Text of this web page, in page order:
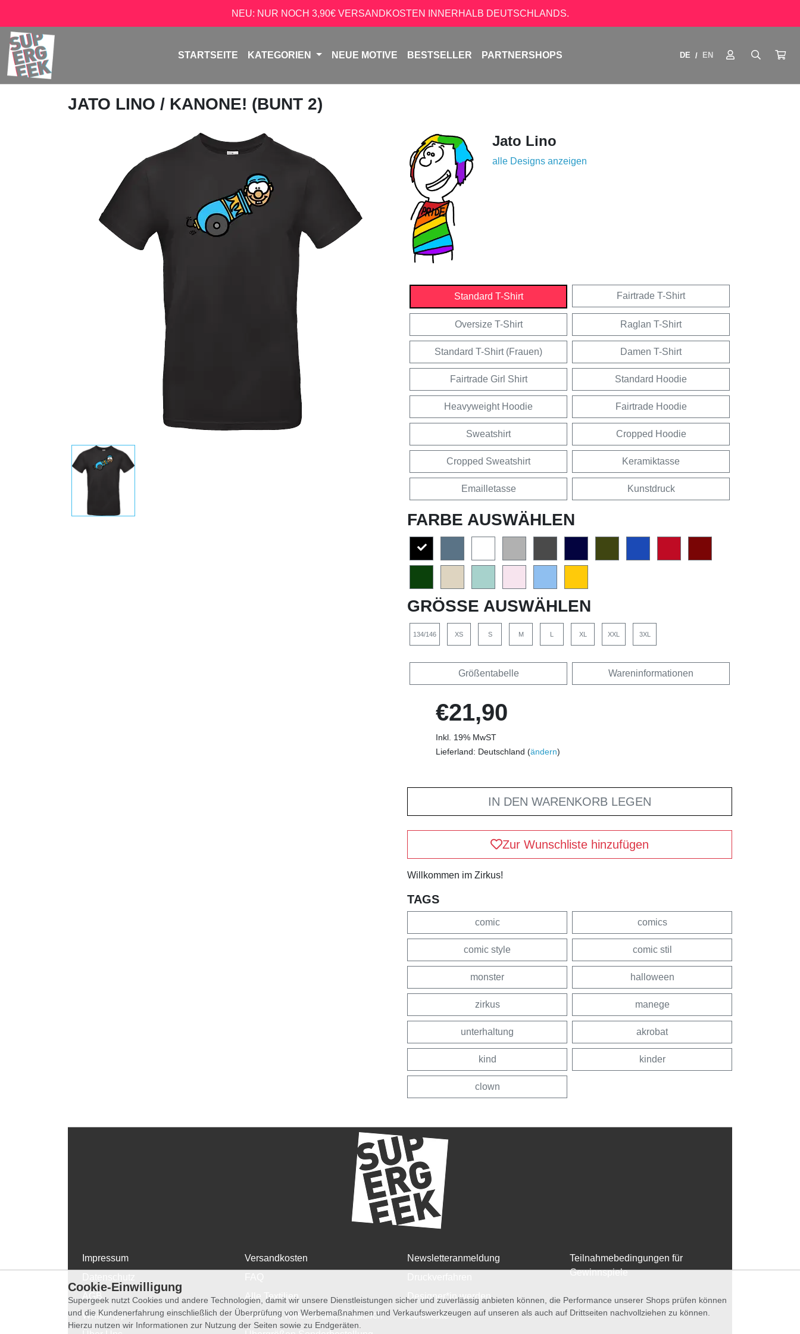
NEU: NUR NOCH 3,90€ VERSANDKOSTEN INNERHALB DEUTSCHLANDS.
STARTSEITE KATEGORIEN NEUE MOTIVE BESTSELLER PARTNERSHOPS DE / EN
JATO LINO / KANONE! (BUNT 2)
Jato Lino
alle Designs anzeigen
Standard T-Shirt Fairtrade T-Shirt
Oversize T-Shirt Raglan T-Shirt
Standard T-Shirt (Frauen) Damen T-Shirt
Fairtrade Girl Shirt Standard Hoodie
Heavyweight Hoodie Fairtrade Hoodie
Sweatshirt Cropped Hoodie
Cropped Sweatshirt Keramiktasse
Emailletasse Kunstdruck
FARBE AUSWÄHLEN
GRÖSSE AUSWÄHLEN
134/146 XS S M L XL XXL 3XL
Größentabelle Wareninformationen
€21,90
Inkl. 19% MwST
Lieferland: Deutschland (ändern)
IN DEN WARENKORB LEGEN
Zur Wunschliste hinzufügen
Willkommen im Zirkus!
TAGS
comic comics
comic style comic stil
monster halloween
zirkus manege
unterhaltung akrobat
kind kinder
clown
Impressum
WhatsApp
Versandkosten
Alle Textilien
Widerruf, Retoure und Umtausch
Newsletteranmeldung
Designer*in werden
Zertifikate
Teilnahmebedingungen für
Gewinnspiele
Cookie-Einwilligung
Supergeek nutzt Cookies und andere Technologien, damit wir unsere Dienstleistungen sicher und zuverlässig anbieten können, die Performance unserer Shops prüfen können
und die Kundenerfahrung einschließlich der Überprüfung von Werbemaßnahmen und Verkaufswerkzeugen auf unseren als auch auf Drittseiten nachvollziehen zu können.
Hierzu nutzen wir Informationen zur Nutzung der Seiten sowie zu Endgeräten.